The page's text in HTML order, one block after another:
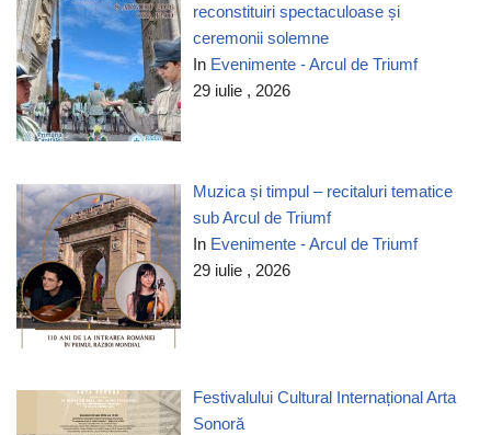
reconstituiri spectaculoase și
ceremonii solemne
In Evenimente - Arcul de Triumf
29 iulie , 2026
Muzica și timpul – recitaluri tematice
sub Arcul de Triumf
In Evenimente - Arcul de Triumf
29 iulie , 2026
Festivalului Cultural Internațional Arta
Sonoră